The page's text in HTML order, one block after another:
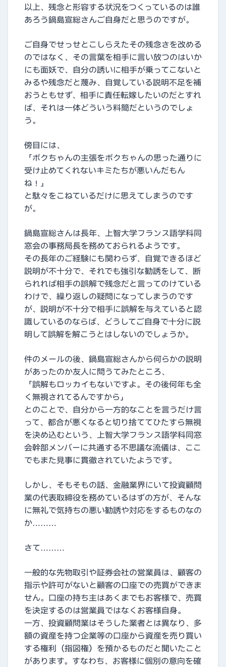
以上、残念と形容する状況をつくっているのは誰
あろう鍋島宣総さんご自身だと思うのですが。
ご自身でせっせとこしらえたその残念さを改める
のではなく、その言葉を相手に言い放つのはいか
にも面妖で、自分の誘いに相手が乗ってこないと
みるや残念だと蔑み、自覚している説明不足を補
おうともせず、相手に責任転嫁したいのだとすれ
ば、それは一体どういう料簡だというのでしょ
う。
傍目には、
「ボクちゃんの主張をボクちゃんの思った通りに
受け止めてくれないキミたちが悪いんだもん
ね！」
と駄々をこねているだけに思えてしまうのです
が。
鍋島宣総さんは長年、上智大学フランス語学科同
窓会の事務局長を務めておられるようです。
その長年のご経験にも関わらず、自覚できるほど
説明が不十分で、それでも強引な勧誘をして、断
られれば相手の誤解で残念だと言ってのけている
わけで、繰り返しの疑問になってしまうのです
が、説明が不十分で相手に誤解を与えていると認
識しているのならば、どうしてご自身で十分に説
明して誤解を解こうとはしないのでしょうか。
件のメールの後、鍋島宣総さんから何らかの説明
があったのか友人に問うてみたところ、
「誤解もロッカイもないですよ。その後何年も全
く無視されてるんですから」
とのことで、自分から一方的なことを言うだけ言
って、都合が悪くなると切り捨ててひたすら無視
を決め込むという、上智大学フランス語学科同窓
会幹部メンバーに共通する不思議な流儀は、ここ
でもまた見事に貫徹されていたようです。
しかし、そもそもの話、金融業界にいて投資顧問
業の代表取締役を務めているはずの方が、そんな
に無礼で気持ちの悪い勧誘や対応をするものなの
か………
さて………
一般的な先物取引や証券会社の営業員は、顧客の
指示や許可がないと顧客の口座での売買ができま
せん。口座の持ち主はあくまでもお客様で、売買
を決定するのは営業員ではなくお客様自身。
一方、投資顧問業はそうした業者とは異なり、多
額の資産を持つ企業等の口座から資産を売り買い
する権利（指図権）を預かるものだと聞いたこと
があります。すなわち、お客様に個別の意向を確